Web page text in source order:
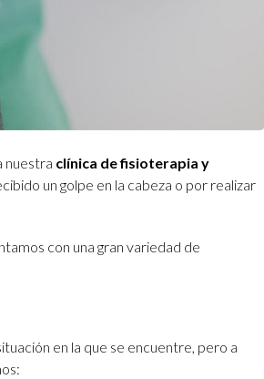
nuestra clínica de fisioterapia y
un golpe en la cabeza o por realizar
con una gran variedad de
en la que se encuentre, pero a